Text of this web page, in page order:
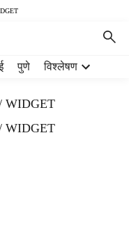
पुणे विश्लेषण
WIDGET
WIDGET